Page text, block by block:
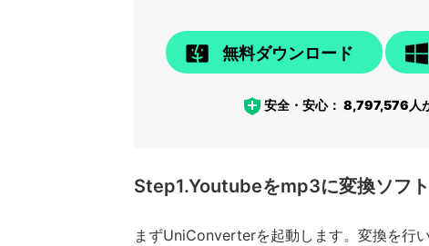
無料ダウンロード
安全・安心：8,797,576 人
Step1.Youtubeをmp3に変換ソフ
まずUniConverterを起動します。変換を行